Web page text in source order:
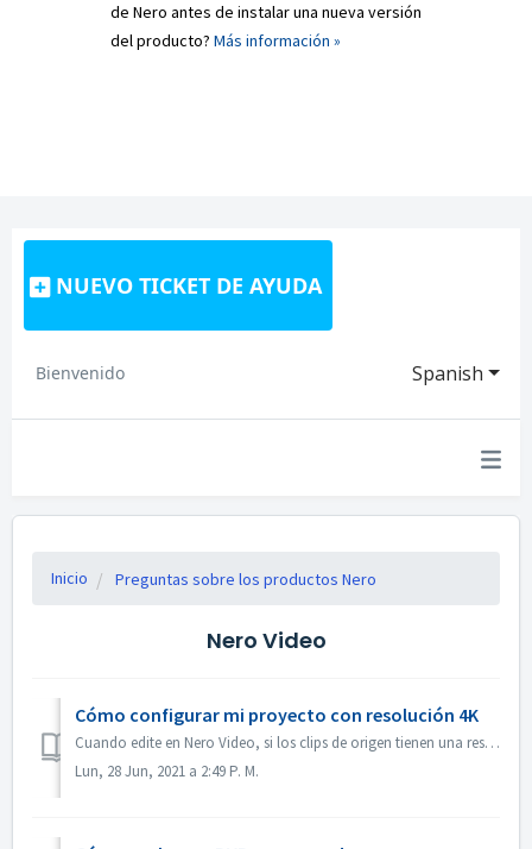
de Nero antes de instalar una nueva versión
del producto? Más información »
NUEVO TICKET DE AYUDA
Spanish
Bienvenido
Inicio Preguntas sobre los productos Nero
Nero Video
Cómo configurar mi proyecto con resolución 4K
Cuando edite en Nero Video, si los clips de origen tienen una resolución 4K o superior, y desea que el archivo de salida también esté en 4K, por favor 1. A...
Lun, 28 Jun, 2021 a 2:49 P. M.